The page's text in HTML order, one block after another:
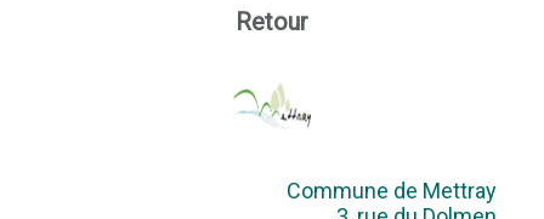
Retour
Commune de Mettray